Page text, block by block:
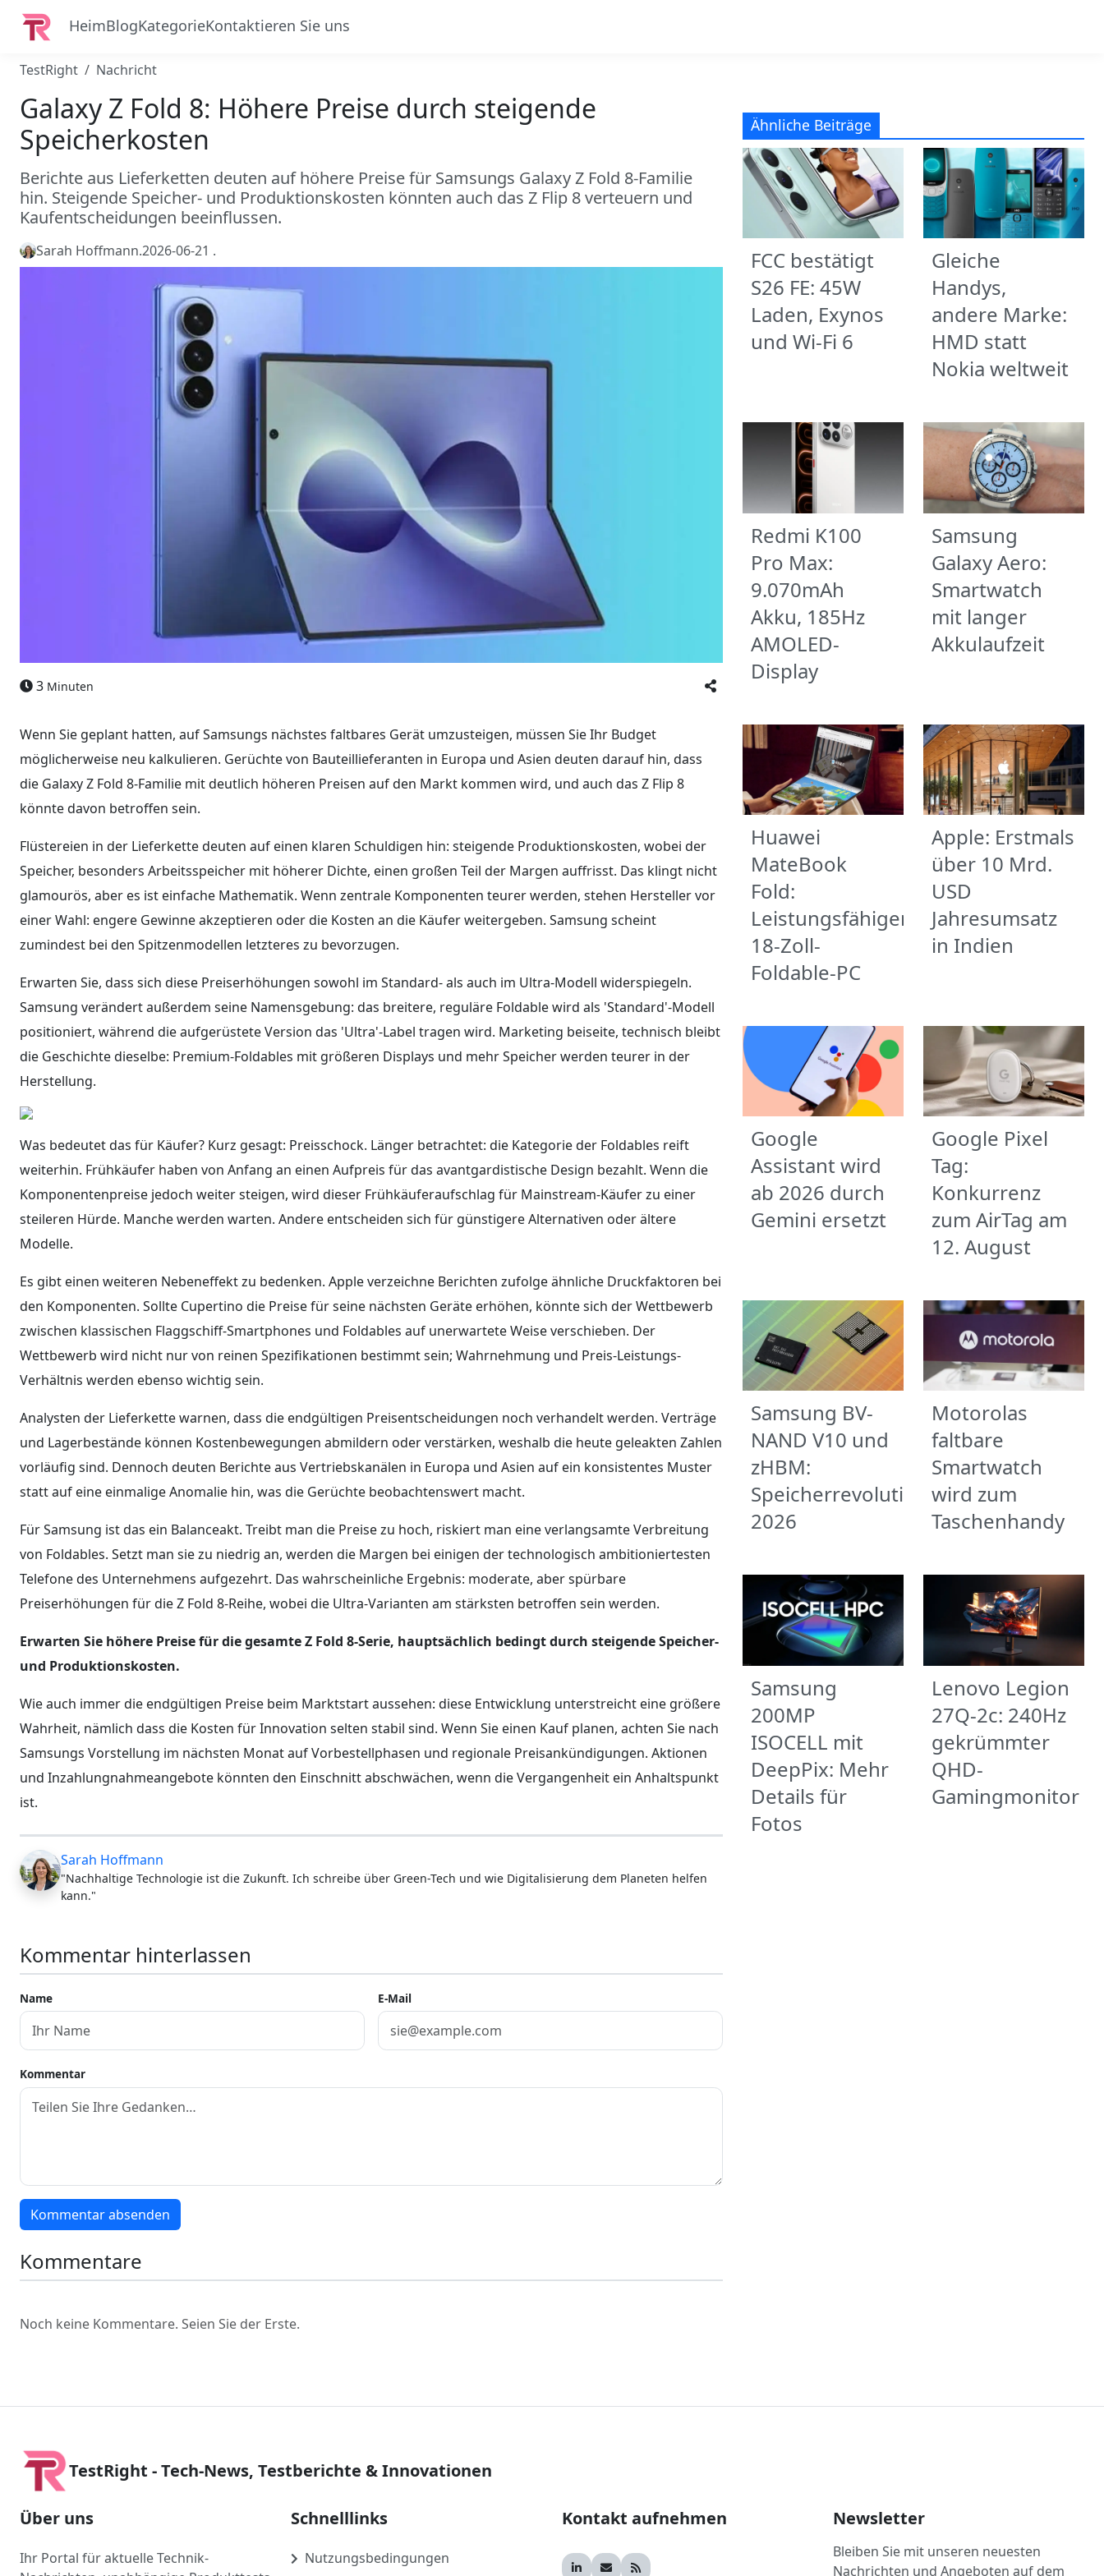
HeimBlogKategorieKontaktieren Sie uns
TestRight Nachricht
Galaxy Z Fold 8: Höhere Preise durch steigende
Speicherkosten
Berichte aus Lieferketten deuten auf höhere Preise für Samsungs Galaxy Z Fold 8-Familie
hin. Steigende Speicher- und Produktionskosten könnten auch das Z Flip 8 verteuern und
Kaufentscheidungen beeinflussen.
Sarah Hoffmann.2026-06-21 .
3 Minuten
Wenn Sie geplant hatten, auf Samsungs nächstes faltbares Gerät umzusteigen, müssen Sie Ihr Budget
möglicherweise neu kalkulieren. Gerüchte von Bauteillieferanten in Europa und Asien deuten darauf hin, dass
die Galaxy Z Fold 8-Familie mit deutlich höheren Preisen auf den Markt kommen wird, und auch das Z Flip 8
könnte davon betroffen sein.
Flüstereien in der Lieferkette deuten auf einen klaren Schuldigen hin: steigende Produktionskosten, wobei der
Speicher, besonders Arbeitsspeicher mit höherer Dichte, einen großen Teil der Margen auffrisst. Das klingt nicht
glamourös, aber es ist einfache Mathematik. Wenn zentrale Komponenten teurer werden, stehen Hersteller vor
einer Wahl: engere Gewinne akzeptieren oder die Kosten an die Käufer weitergeben. Samsung scheint
zumindest bei den Spitzenmodellen letzteres zu bevorzugen.
Erwarten Sie, dass sich diese Preiserhöhungen sowohl im Standard- als auch im Ultra-Modell widerspiegeln.
Samsung verändert außerdem seine Namensgebung: das breitere, reguläre Foldable wird als 'Standard'-Modell
positioniert, während die aufgerüstete Version das 'Ultra'-Label tragen wird. Marketing beiseite, technisch bleibt
die Geschichte dieselbe: Premium-Foldables mit größeren Displays und mehr Speicher werden teurer in der
Herstellung.
Was bedeutet das für Käufer? Kurz gesagt: Preisschock. Länger betrachtet: die Kategorie der Foldables reift
weiterhin. Frühkäufer haben von Anfang an einen Aufpreis für das avantgardistische Design bezahlt. Wenn die
Komponentenpreise jedoch weiter steigen, wird dieser Frühkäuferaufschlag für Mainstream-Käufer zu einer
steileren Hürde. Manche werden warten. Andere entscheiden sich für günstigere Alternativen oder ältere
Modelle.
Es gibt einen weiteren Nebeneffekt zu bedenken. Apple verzeichne Berichten zufolge ähnliche Druckfaktoren bei
den Komponenten. Sollte Cupertino die Preise für seine nächsten Geräte erhöhen, könnte sich der Wettbewerb
zwischen klassischen Flaggschiff-Smartphones und Foldables auf unerwartete Weise verschieben. Der
Wettbewerb wird nicht nur von reinen Spezifikationen bestimmt sein; Wahrnehmung und Preis-Leistungs-
Verhältnis werden ebenso wichtig sein.
Analysten der Lieferkette warnen, dass die endgültigen Preisentscheidungen noch verhandelt werden. Verträge
und Lagerbestände können Kostenbewegungen abmildern oder verstärken, weshalb die heute geleakten Zahlen
vorläufig sind. Dennoch deuten Berichte aus Vertriebskanälen in Europa und Asien auf ein konsistentes Muster
statt auf eine einmalige Anomalie hin, was die Gerüchte beobachtenswert macht.
Für Samsung ist das ein Balanceakt. Treibt man die Preise zu hoch, riskiert man eine verlangsamte Verbreitung
von Foldables. Setzt man sie zu niedrig an, werden die Margen bei einigen der technologisch ambitioniertesten
Telefone des Unternehmens aufgezehrt. Das wahrscheinliche Ergebnis: moderate, aber spürbare
Preiserhöhungen für die Z Fold 8-Reihe, wobei die Ultra-Varianten am stärksten betroffen sein werden.
Erwarten Sie höhere Preise für die gesamte Z Fold 8-Serie, hauptsächlich bedingt durch steigende Speicher-
und Produktionskosten.
Wie auch immer die endgültigen Preise beim Marktstart aussehen: diese Entwicklung unterstreicht eine größere
Wahrheit, nämlich dass die Kosten für Innovation selten stabil sind. Wenn Sie einen Kauf planen, achten Sie nach
Samsungs Vorstellung im nächsten Monat auf Vorbestellphasen und regionale Preisankündigungen. Aktionen
und Inzahlungnahmeangebote könnten den Einschnitt abschwächen, wenn die Vergangenheit ein Anhaltspunkt
ist.
Sarah Hoffmann
"Nachhaltige Technologie ist die Zukunft. Ich schreibe über Green-Tech und wie Digitalisierung dem Planeten helfen
kann."
Kommentar hinterlassen
Name E-Mail
Kommentar
Kommentar absenden
Kommentare
Noch keine Kommentare. Seien Sie der Erste.
Ähnliche Beiträge
FCC bestätigt
S26 FE: 45W
Laden, Exynos
und Wi‑Fi 6
Gleiche
Handys,
andere Marke:
HMD statt
Nokia weltweit
Redmi K100
Pro Max:
9.070mAh
Akku, 185Hz
AMOLED-
Display
Samsung
Galaxy Aero:
Smartwatch
mit langer
Akkulaufzeit
Huawei
MateBook
Fold:
Leistungsfähiger
18-Zoll-
Foldable-PC
Apple: Erstmals
über 10 Mrd.
USD
Jahresumsatz
in Indien
Google
Assistant wird
ab 2026 durch
Gemini ersetzt
Google Pixel
Tag:
Konkurrenz
zum AirTag am
12. August
Samsung BV-
NAND V10 und
zHBM:
Speicherrevolution
2026
Motorolas
faltbare
Smartwatch
wird zum
Taschenhandy
Samsung
200MP
ISOCELL mit
DeepPix: Mehr
Details für
Fotos
Lenovo Legion
27Q-2c: 240Hz
gekrümmter
QHD-
Gamingmonitor
TestRight - Tech-News, Testberichte & Innovationen
Über uns
Ihr Portal für aktuelle Technik-
Schnelllinks
Nutzungsbedingungen
Kontakt aufnehmen Newsletter
Bleiben Sie mit unseren neuesten
Nachrichten und Angeboten auf dem